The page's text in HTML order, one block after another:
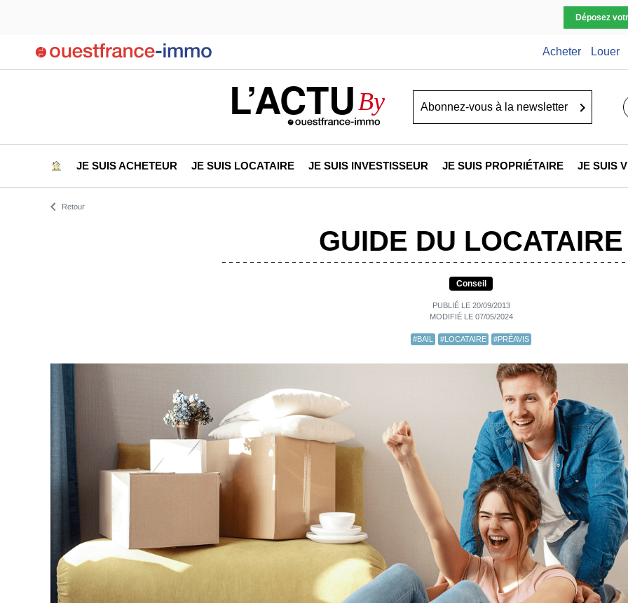
Déposez
Acheter Louer
L’ACTU By
JE SUIS ACHETEUR JE SUIS LOCATAIRE JE SUIS INVESTISSEUR JE SUIS PROPRIÉTAIRE JE SUIS
Retour
GUIDE DU LOCATAIRE
Conseil
PUBLIÉ LE 20/09/2013
MODIFIÉ LE 07/05/2024
#BAIL #LOCATAIRE #PRÉAVIS